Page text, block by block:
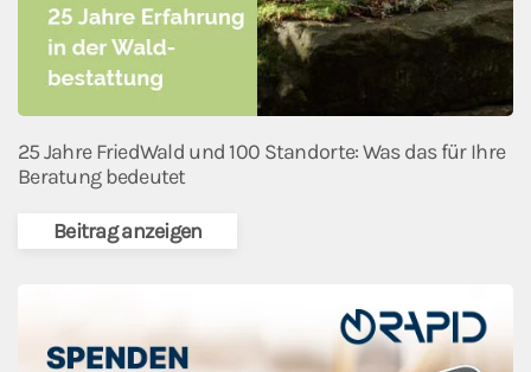
25 Jahre FriedWald und 100 Standorte: Was das für Ihre
Beratung bedeutet
Beitrag anzeigen